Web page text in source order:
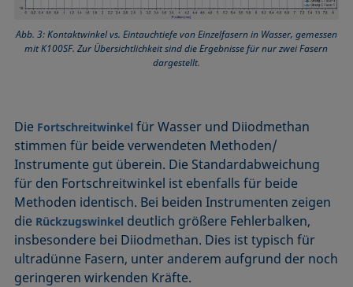
Abb. 3: Kontaktwinkel vs. Eintauchtiefe von Einzelfasern in Wasser, gemessen
mit K100SF. Zur Übersichtlichkeit sind die Ergebnisse für nur zwei Fasern
dargestellt.
Die Fortschreitwinkel für Wasser und Diiodmethan
stimmen für beide verwendeten Methoden/
Instrumente gut überein. Die Standardabweichung
für den Fortschreitwinkel ist ebenfalls für beide
Methoden identisch. Bei beiden Instrumenten zeigen
die Rückzugswinkel deutlich größere Fehlerbalken,
insbesondere bei Diiodmethan. Dies ist typisch für
ultradünne Fasern, unter anderem aufgrund der noch
geringeren wirkenden Kräfte.